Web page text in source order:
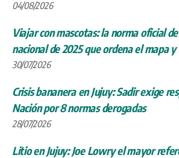
04/08/2026
Viajar con mascotas: la norma oficial
nacional de 2025 que ordena el mapa y
30/07/2026
Crisis bananera en Jujuy: Sadir exige
Nación por 8 normas derogadas
28/07/2026
Litio en Jujuy: Joe Lowry el mayor